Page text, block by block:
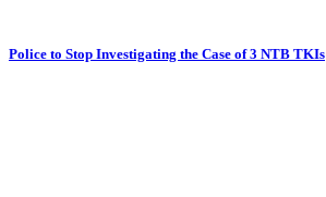
Police to Stop Investigating the Case of 3 NTB TKIs